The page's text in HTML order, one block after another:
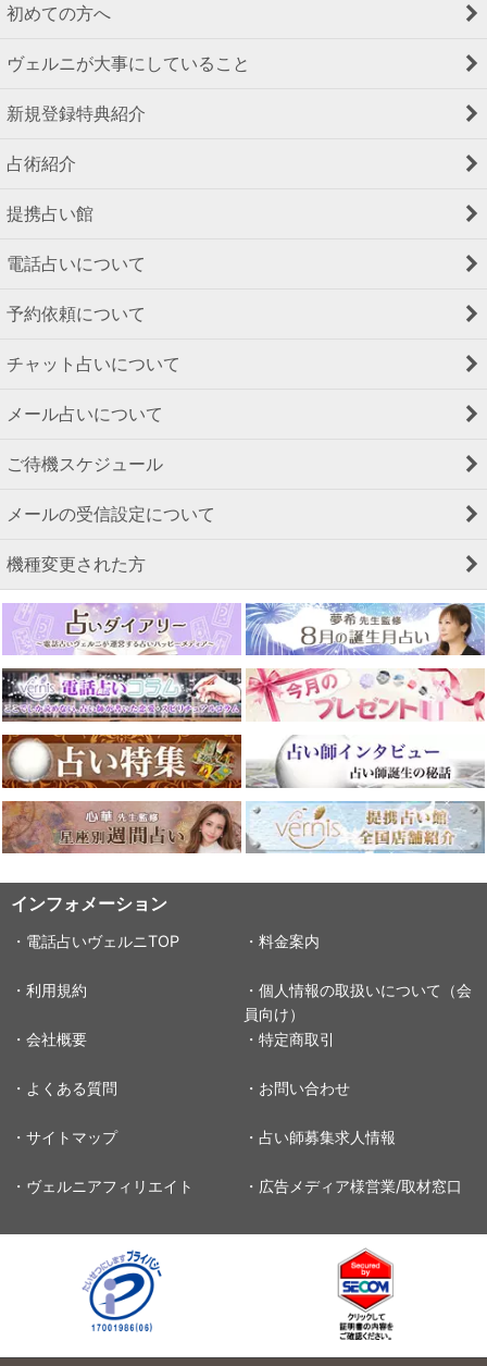
初めての方へ
ヴェルニが大事にしていること
新規登録特典紹介
占術紹介
提携占い館
電話占いについて
予約依頼について
チャット占いについて
メール占いについて
ご待機スケジュール
メールの受信設定について
機種変更された方
インフォメーション
・電話占いヴェルニTOP ・料金案内
・利用規約
・個人情報の取扱いについて（会
員向け）
・会社概要
・特定商取引
・よくある質問 ・お問い合わせ
・サイトマップ ・占い師募集求人情報
・ヴェルニアフィリエイト ・広告メディア様営業/取材窓口